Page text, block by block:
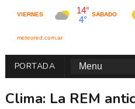
PORTADA
Clima: La REM